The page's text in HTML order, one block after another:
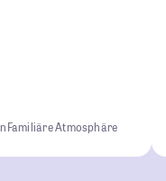
Familiäre Atmosphäre